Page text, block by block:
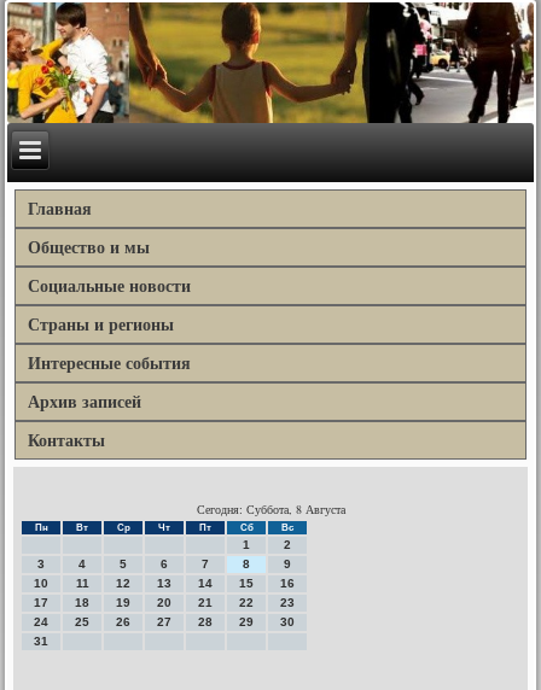
Главная
Общество и мы
Социальные новости
Страны и регионы
Интересные события
Архив записей
Контакты
Сегодня: Суббота, 8 Августа
Пн Вт Ср Чт Пт Сб Вс
1
2
3
4 5 6 7 8
9
10
11 12 13 14 15
16
17
18 19 20 21 22
23
24
25 26 27 28 29
30
31